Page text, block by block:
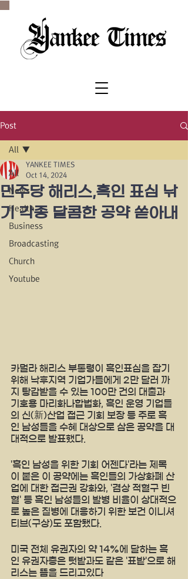
Post
All
News
Health
Business
Broadcasting
Church
Youtube
All
민주당 해리스,흑인 표심 낚
기 각종 달콤한 공약 쏟아내
YANKEE TIMES
Oct 14, 2024
카멀라 해리스 부통령이 흑인표심을 잡기
위해 낙후지역 기업가들에게 2만 달러 까
지 탕감받을 수 있는 100만 건의 대출과
기호용 마리화나합법화, 흑인 운영 기업들
의 신(新)산업 접근 기회 보장 등 주로 흑
인 남성들을 수혜 대상으로 삼은 공약을 대
대적으로 발표했다.
'흑인 남성을 위한 기회 어젠다'라는 제목
이 붙은 이 공약에는 흑인들의 가상화폐 산
업에 대한 접근권 강화와, '겸상 적혈구 빈
혈' 등 흑인 남성들의 발병 비율이 상대적으
로 높은 질병에 대응하기 위한 보건 이니셔
티브(구상)도 포함됐다.
미국 전체 유권자의 약 14%에 달하는 흑
인 유권자층은 텃밭과도 같은 '표밭'으로 해
리스는 뜸을 드리고있다